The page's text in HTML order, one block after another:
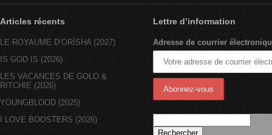
Articles récents
LE ROYAUME D’ORÏSHA (2027)
IS GOD IS (2026)
LES VACANCES DE GOLO &
RITCHIE (2026)
YOUNGBLOOD (2025)
I LOVE BOOSTERS (2026)
Lettre d’information
Adresse de courrier